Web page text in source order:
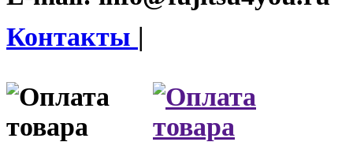
Контакты |